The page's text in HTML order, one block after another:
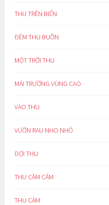
THU TRÊN BIỂN
ĐÊM THU BUỒN
MỘT TRỜI THU
MÁI TRƯỜNG VÙNG CAO
VÀO THU
VƯỜN RAU NHO NHỎ
ĐỢI THU
THU CĂM CĂM
THU CẢM